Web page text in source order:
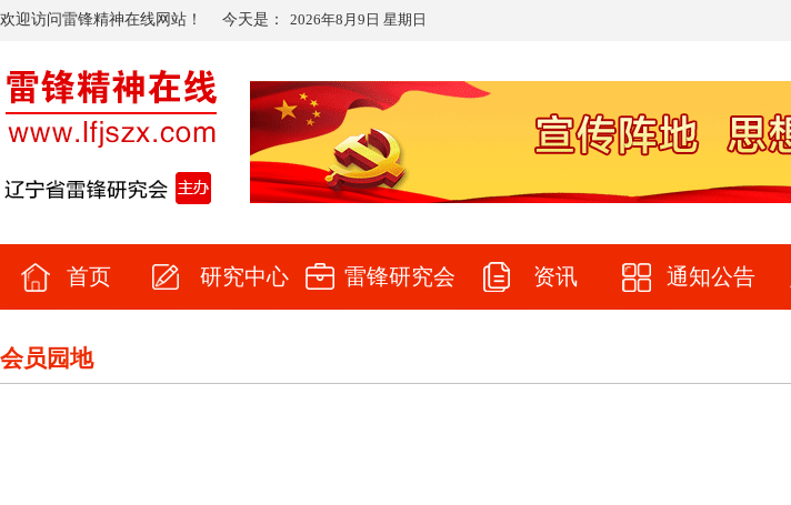
欢迎访问雷锋精神在线网站！ 今天是： 2026年8月9日 星期日
首页 研究中心 雷锋研究会 资讯 通知公告
会员园地